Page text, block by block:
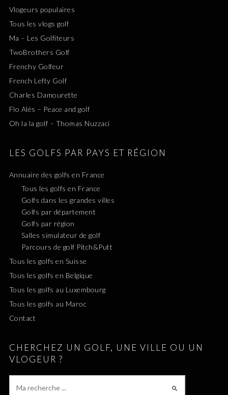
Vlogeurs populaires
Tous les vlogs golf
Ma – Les Golfiteurs
TwoBrothers Golf
Frenchy Golfeur
French Lefty Golf
Charles Damourette
Flo Alès – Peace and golf
Oh la la golf – Thomas Nuzzaci
LES GOLFS PAR PAYS ET RÉGION
Annuaire des golfs en France
Tous les golfs en France
Golfs dans les grandes villes
Golfs par département
Golfs par région
Salles simulateur de golf
Parcours de golf Pitch&Putt
Tous les golfs en Suisse
Tous les golfs en Belgique
Tous les golfs au Luxembourg
Tous les golfs au Maroc
Contact
CHERCHEZ UN GOLF, UNE VILLE OU UN
VLOGEUR ?